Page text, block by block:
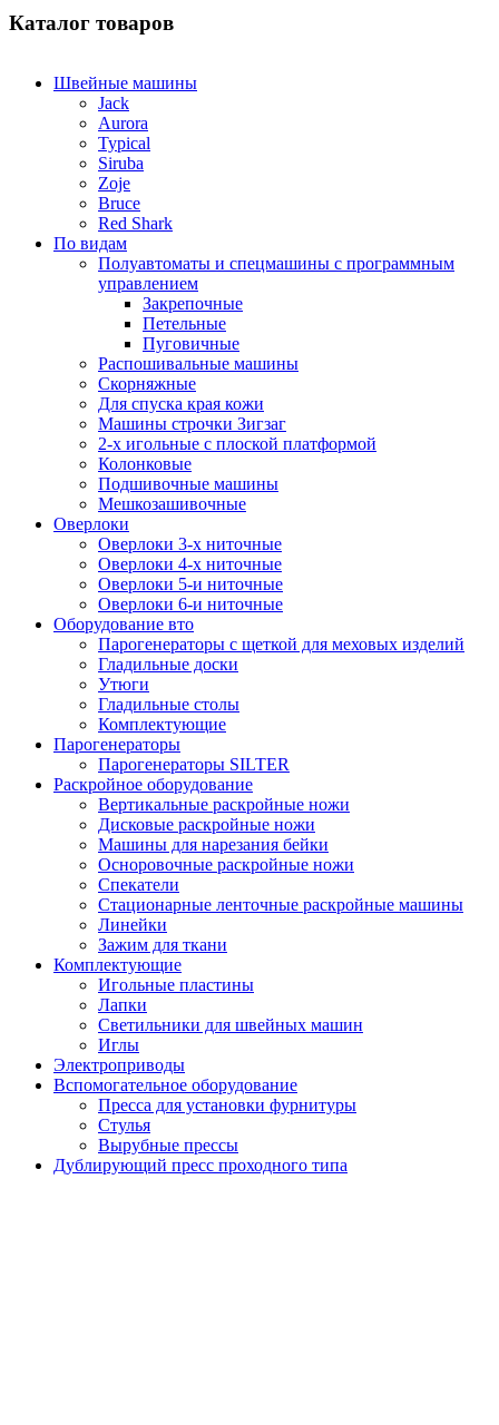
Каталог товаров
Швейные машины
Jack
Aurora
Typical
Siruba
Zoje
Bruce
Red Shark
По видам
Полуавтоматы и спецмашины с программным
управлением
Закрепочные
Петельные
Пуговичные
Распошивальные машины
Скорняжные
Для спуска края кожи
Машины строчки Зигзаг
2-х игольные с плоской платформой
Колонковые
Подшивочные машины
Мешкозашивочные
Оверлоки
Оверлоки 3-х ниточные
Оверлоки 4-х ниточные
Оверлоки 5-и ниточные
Оверлоки 6-и ниточные
Оборудование вто
Парогенераторы с щеткой для меховых изделий
Гладильные доски
Утюги
Гладильные столы
Комплектующие
Парогенераторы
Парогенераторы SILTER
Раскройное оборудование
Вертикальные раскройные ножи
Дисковые раскройные ножи
Машины для нарезания бейки
Осноровочные раскройные ножи
Спекатели
Стационарные ленточные раскройные машины
Линейки
Зажим для ткани
Комплектующие
Игольные пластины
Лапки
Светильники для швейных машин
Иглы
Электроприводы
Вспомогательное оборудование
Пресса для установки фурнитуры
Стулья
Вырубные прессы
Дублирующий пресс проходного типа